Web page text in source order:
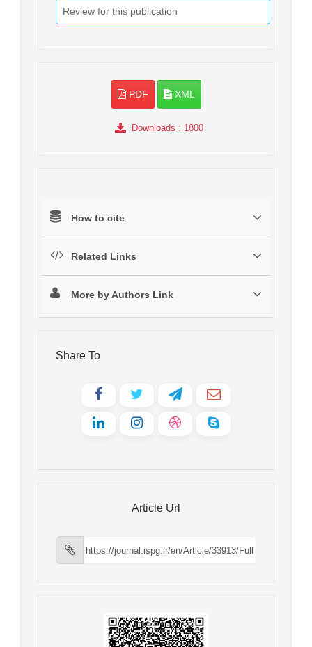
Review for this publication
PDF XML
Downloads : 1800
How to cite
Related Links
More by Authors Link
Share To
Article Url